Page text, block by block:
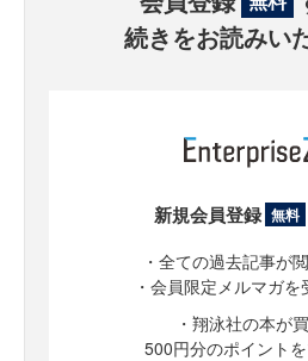
続きをお読みい
新規会員登録 無料
・全ての過去記事が
・会員限定メルマガ
・翔泳社の本が
500円分のポイント